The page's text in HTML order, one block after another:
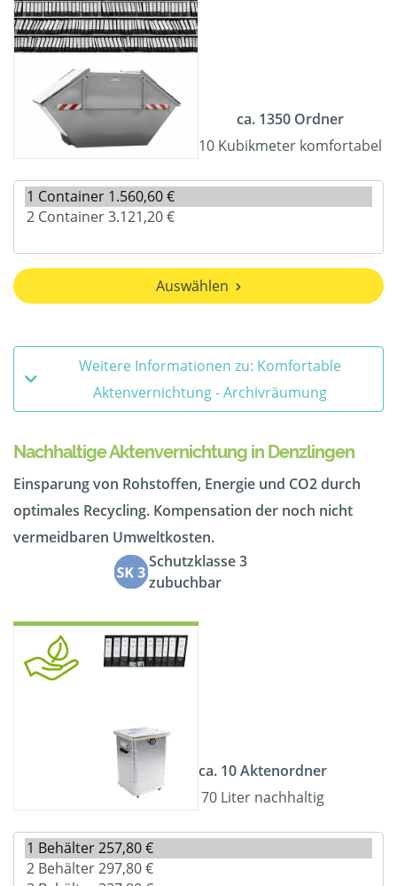
ca. 1350 Ordner
10 Kubikmeter komfortabel
Auswählen
Weitere Informationen zu: Komfortable
Aktenvernichtung - Archivräumung
Nachhaltige Aktenvernichtung in Denzlingen
Einsparung von Rohstoffen, Energie und CO2 durch
optimales Recycling. Kompensation der noch nicht
vermeidbaren Umweltkosten.
Schutzklasse 3
zubuchbar
ca. 10 Aktenordner
70 Liter nachhaltig